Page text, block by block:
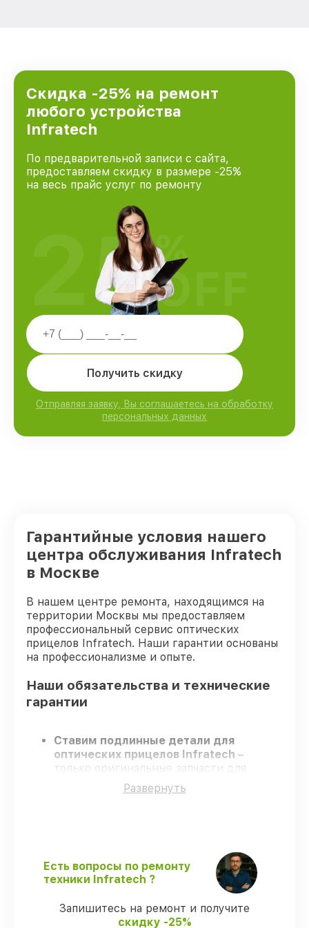
Скидка -25% на ремонт
любого устройства
Infratech
По предварительной записи с сайта,
предоставляем скидку в размере -25%
на весь прайс услуг по ремонту
Получить скидку
Отправляя заявку, Вы соглашаетесь на обработку
персональных данных
25%
OFF
Гарантийные условия нашего
центра обслуживания Infratech
в Москве
В нашем центре ремонта, находящимся на
территории Москвы мы предоставляем
профессиональный сервис оптических
прицелов Infratech. Наши гарантии основаны
на профессионализме и опыте.
Наши обязательства и технические
гарантии
Ставим подлинные детали для
оптических прицелов Infratech –
только оригинальные запчасти для
вашей техники.
Сертифицированные инженеры
– ремонт оптических
прицелов Infratech в оговоренные сроки.
Гарантийное обслуживание– на все
услуги и детали для оптических
прицелов Infratech предоставляется
длительная гарантия.
Развернуть
Есть вопросы по ремонту
техники Infratech ?
Запишитесь на ремонт и получите
скидку -25%